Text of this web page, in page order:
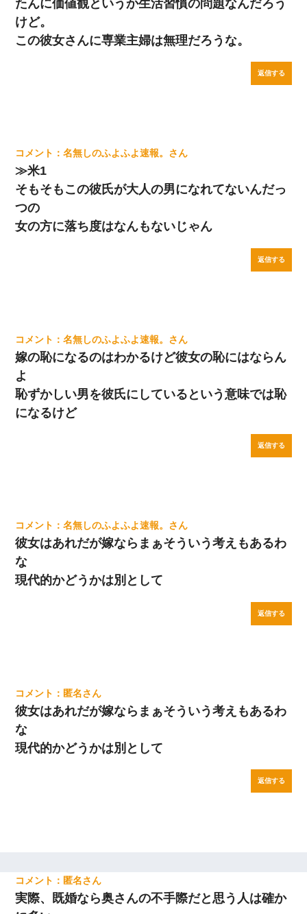
たんに価値観というか生活習慣の問題なんだろう
けど。
この彼女さんに専業主婦は無理だろうな。
返信する
名無しのふよふよ速報。
≫米1
そもそもこの彼氏が大人の男になれてないんだっ
つの
女の方に落ち度はなんもないじゃん
返信する
名無しのふよふよ速報。
嫁の恥になるのはわかるけど彼女の恥にはならん
よ
恥ずかしい男を彼氏にしているという意味では恥
になるけど
返信する
名無しのふよふよ速報。
彼女はあれだが嫁ならまぁそういう考えもあるわ
な
現代的かどうかは別として
返信する
匿名
彼女はあれだが嫁ならまぁそういう考えもあるわ
な
現代的かどうかは別として
返信する
匿名
実際、既婚なら奥さんの不手際だと思う人は確か